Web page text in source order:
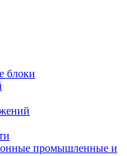
блоки
промышленные и